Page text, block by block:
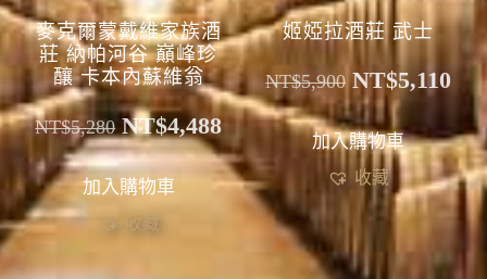
麥克爾蒙戴維家族酒
莊 納帕河谷 巔峰珍
釀 卡本內蘇維翁
NT$5,280 NT$4,488
加入購物車
收藏
姬婭拉酒莊 武士
NT$5,900 NT$5,110
加入購物車
收藏